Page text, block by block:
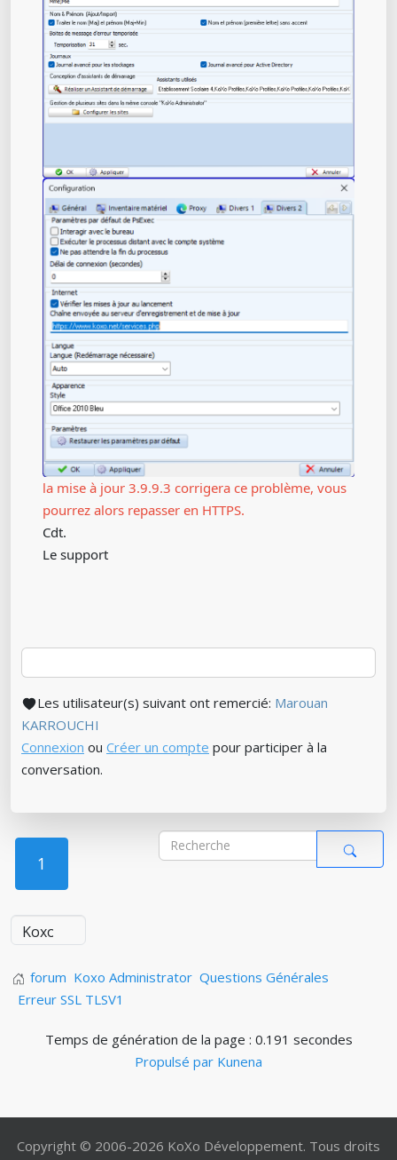
la mise à jour 3.9.9.3 corrigera ce problème, vous
pourrez alors repasser en HTTPS.
Cdt.
Le support
Les utilisateur(s) suivant ont remercié: Marouan
KARROUCHI
Connexion ou Créer un compte pour participer à la
conversation.
1
forum Koxo Administrator Questions Générales
Erreur SSL TLSV1
Temps de génération de la page : 0.191 secondes
Propulsé par Kunena
Copyright © 2006-2026 KoXo Développement. Tous droits